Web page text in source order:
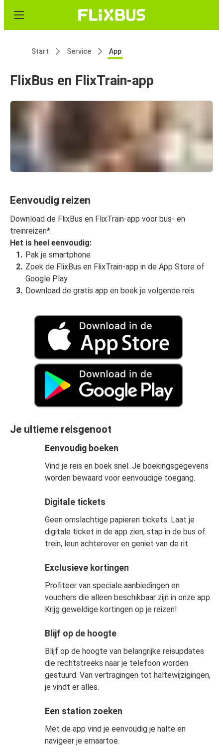
Start Service App
FlixBus en FlixTrain-app
Eenvoudig reizen
Download de FlixBus en FlixTrain-app voor bus- en
treinreizen*.
Het is heel eenvoudig:
Pak je smartphone
Zoek de FlixBus en FlixTrain-app in de App Store of
Google Play
Download de gratis app en boek je volgende reis
Je ultieme reisgenoot
Eenvoudig boeken
Vind je reis en boek snel. Je boekingsgegevens
worden bewaard voor eenvoudige toegang.
Digitale tickets
Geen omslachtige papieren tickets. Laat je
digitale ticket in de app zien, stap in de bus of
trein, leun achterover en geniet van de rit.
Exclusieve kortingen
Profiteer van speciale aanbiedingen en
vouchers die alleen beschikbaar zijn in onze app.
Krijg geweldige kortingen op je reizen!
Blijf op de hoogte
Blijf op de hoogte van belangrijke reisupdates
die rechtstreeks naar je telefoon worden
gestuurd. Van vertragingen tot haltewijzigingen,
je vindt er alles.
Een station zoeken
Met de app vind je eenvoudig je halte en
navigeer je ernaartoe.